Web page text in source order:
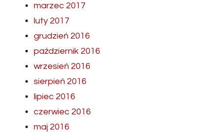
marzec 2017
luty 2017
grudzień 2016
październik 2016
wrzesień 2016
sierpień 2016
lipiec 2016
czerwiec 2016
maj 2016